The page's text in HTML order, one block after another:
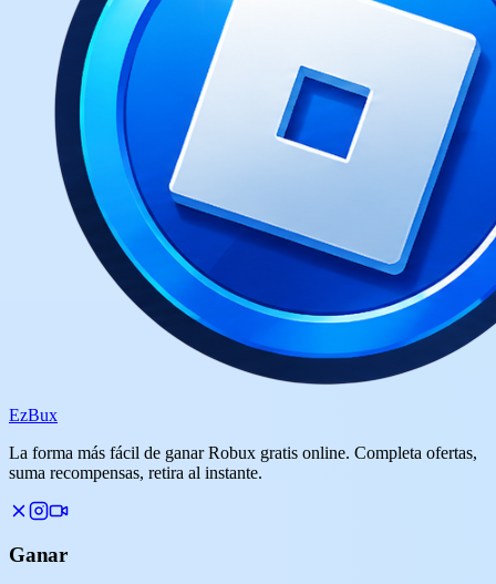
EzBux
La forma más fácil de ganar Robux gratis online. Completa ofertas,
suma recompensas, retira al instante.
Ganar